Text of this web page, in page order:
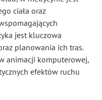
ciała oraz
jest kluczowa
planowania ich tras.
animacji komputerowej,
efektów ruchu